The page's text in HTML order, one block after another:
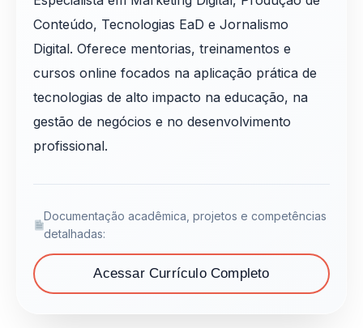
Conteúdo, Tecnologias EaD e Jornalismo
Digital. Oferece mentorias, treinamentos e
cursos online focados na aplicação prática de
tecnologias de alto impacto na educação, na
gestão de negócios e no desenvolvimento
profissional.
Documentação acadêmica, projetos e competências
detalhadas:
Acessar Currículo Completo